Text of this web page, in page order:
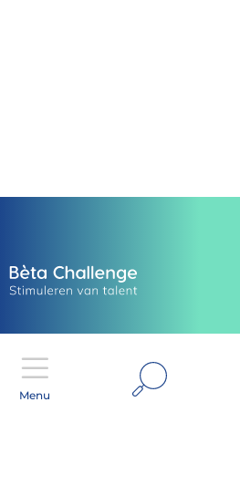
Menu
Zoeken